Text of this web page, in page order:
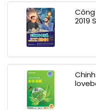
Công
2019